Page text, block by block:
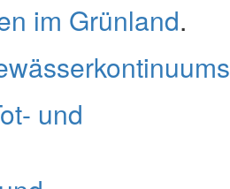
im Grünland.
und